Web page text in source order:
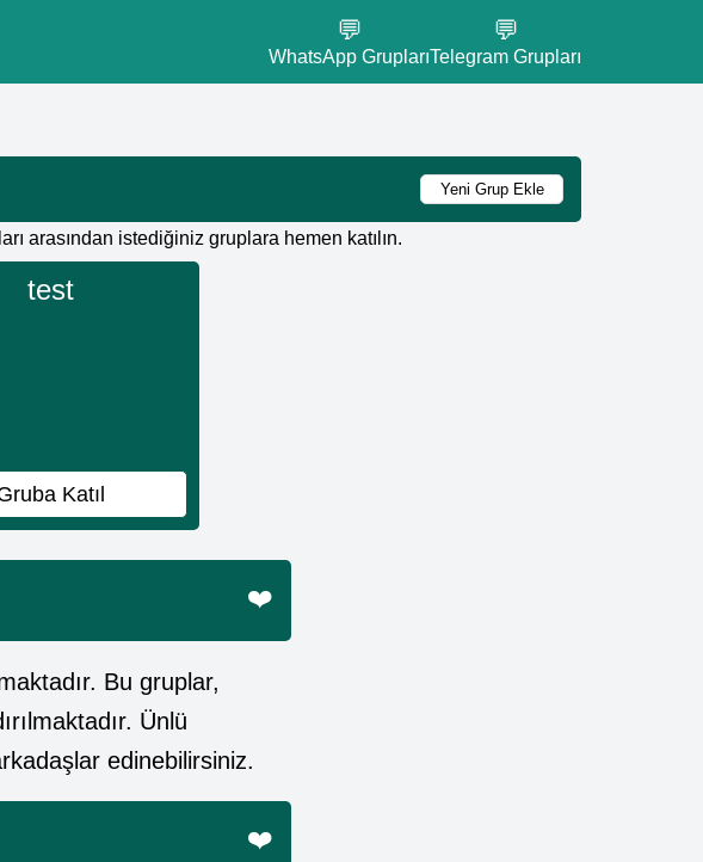
💬
WhatsApp Grupları
💬
Telegram Grupları
Yeni Grup Ekle
arasından istediğiniz gruplara hemen katılın.
test
Katıl
❤️
Bu gruplar,
Ünlü
edinebilirsiniz.
❤️